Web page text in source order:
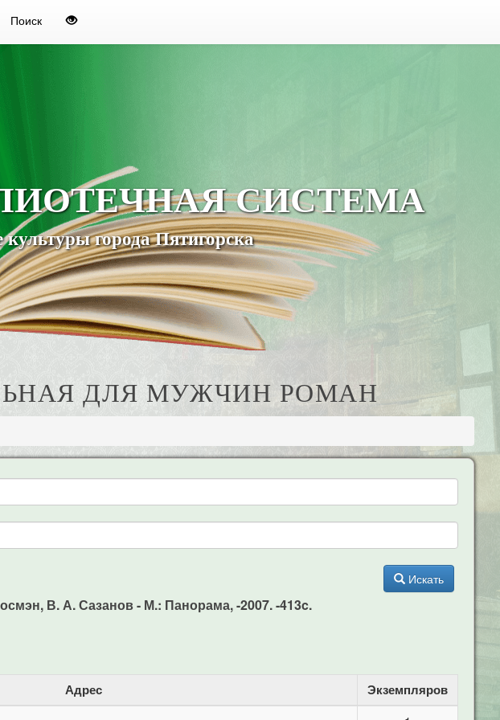
Поиск
СИСТЕМА
города Пятигорска
ДЛЯ МУЖЧИН РОМАН
Искать
В. А. Сазанов - М.: Панорама, -2007. -413c.
Адрес Экземпляров